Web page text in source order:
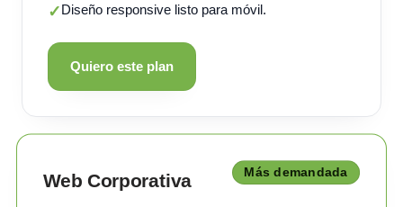
✓Diseño responsive listo para móvil.
Quiero este plan
Web Corporativa Más demandada